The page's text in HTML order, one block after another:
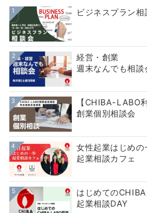
1 ビジネスプラン相
2
経営・創業
週末なんでも相談
3
【CHIBA-LABO
創業個別相談会
4
女性起業はじめの
起業相談カフェ
5
はじめての
起業相談DAY